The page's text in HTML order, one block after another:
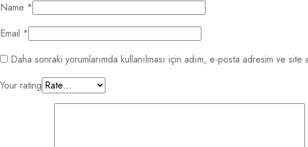
Name *
Email *
Daha sonraki yorumlarımda kullanılması için adım, e-posta adresim ve site
Your rating